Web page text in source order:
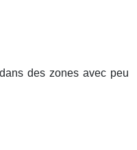
des zones avec peu